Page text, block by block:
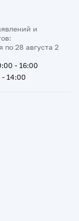
и
по 28 августа 2
- 16:00
- 14:00